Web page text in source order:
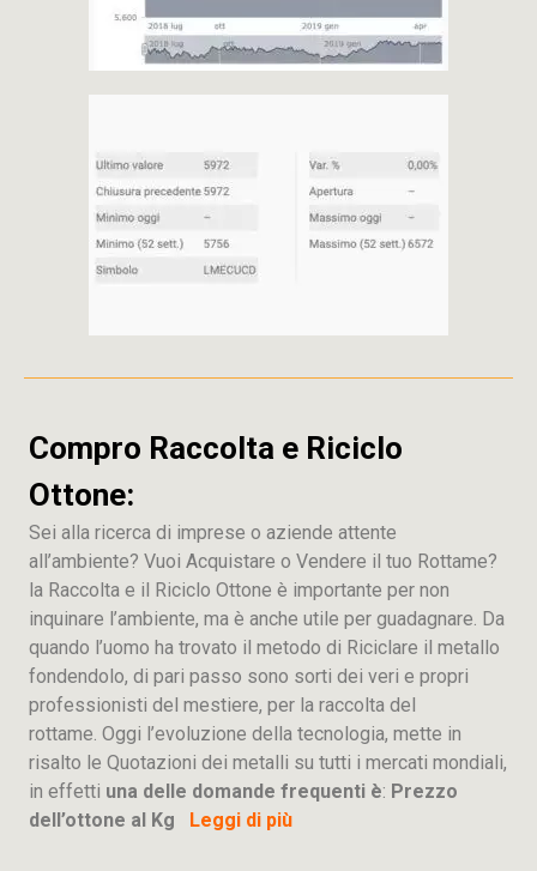
Compro Raccolta e Riciclo
Ottone:
Sei alla ricerca di imprese o aziende attente
all’ambiente? Vuoi Acquistare o Vendere il tuo Rottame?
la Raccolta e il Riciclo Ottone è importante per non
inquinare l’ambiente, ma è anche utile per guadagnare. Da
quando l’uomo ha trovato il metodo di Riciclare il metallo
fondendolo, di pari passo sono sorti dei veri e propri
professionisti del mestiere, per la raccolta del
rottame. Oggi l’evoluzione della tecnologia, mette in
risalto le Quotazioni dei metalli su tutti i mercati mondiali,
in effetti una delle domande frequenti è: Prezzo
dell’ottone al Kg Leggi di più